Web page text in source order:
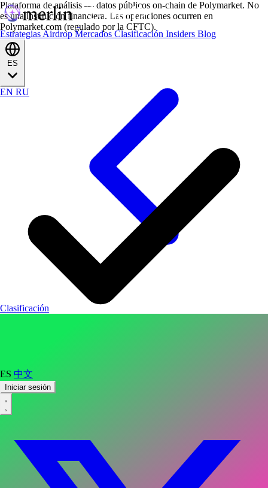
Estrategias AirdropMercados Clasificación Insiders Blog
EN RU
ES 中文
Iniciar sesión
Plataforma de análisis — datos públicos on-chain de Polymarket. No
es una institución financiera. Las operaciones ocurren en
Polymarket.com (regulado por la CFTC).
Clasificación